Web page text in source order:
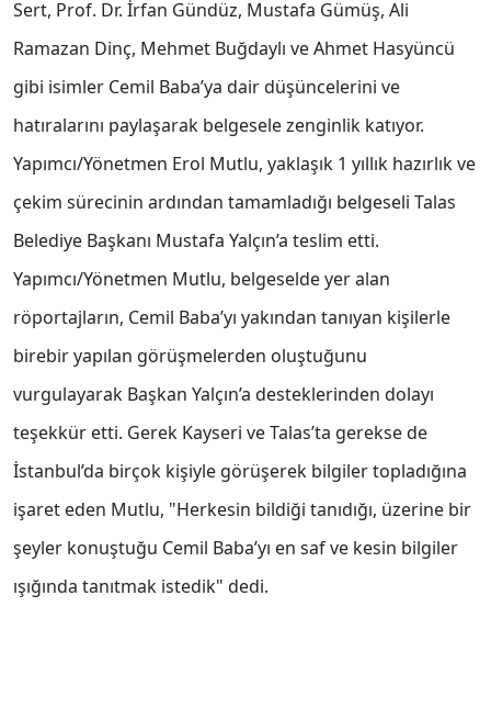
Sert, Prof. Dr. İrfan Gündüz, Mustafa Gümüş, Ali
Ramazan Dinç, Mehmet Buğdaylı ve Ahmet Hasyüncü
gibi isimler Cemil Baba’ya dair düşüncelerini ve
hatıralarını paylaşarak belgesele zenginlik katıyor.
Yapımcı/Yönetmen Erol Mutlu, yaklaşık 1 yıllık hazırlık ve
çekim sürecinin ardından tamamladığı belgeseli Talas
Belediye Başkanı Mustafa Yalçın’a teslim etti.
Yapımcı/Yönetmen Mutlu, belgeselde yer alan
röportajların, Cemil Baba’yı yakından tanıyan kişilerle
birebir yapılan görüşmelerden oluştuğunu
vurgulayarak Başkan Yalçın’a desteklerinden dolayı
teşekkür etti. Gerek Kayseri ve Talas’ta gerekse de
İstanbul’da birçok kişiyle görüşerek bilgiler topladığına
işaret eden Mutlu, "Herkesin bildiği tanıdığı, üzerine bir
şeyler konuştuğu Cemil Baba’yı en saf ve kesin bilgiler
ışığında tanıtmak istedik" dedi.